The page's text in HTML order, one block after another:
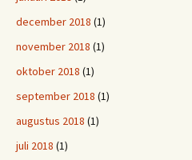
december 2018 (1)
november 2018 (1)
oktober 2018 (1)
september 2018 (1)
augustus 2018 (1)
juli 2018 (1)